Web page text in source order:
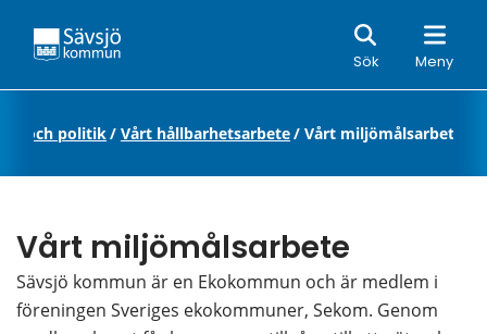
Sök Meny
Sök
och politik/ Vårt hållbarhetsarbete/ Vårt miljömålsarbete
Vårt miljömålsarbete
Sävsjö kommun är en Ekokommun och är medlem i
föreningen Sveriges ekokommuner, Sekom. Genom